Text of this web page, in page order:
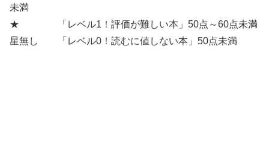
未満
★ 「レベル1！評価が難しい本」50点～60点未満
星無し 「レベル0！読むに値しない本」50点未満